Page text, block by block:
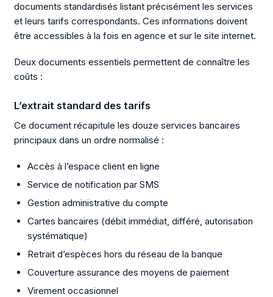
documents standardisés listant précisément les services
et leurs tarifs correspondants. Ces informations doivent
être accessibles à la fois en agence et sur le site internet.
Deux documents essentiels permettent de connaître les
coûts :
L’extrait standard des tarifs
Ce document récapitule les douze services bancaires
principaux dans un ordre normalisé :
Accès à l’espace client en ligne
Service de notification par SMS
Gestion administrative du compte
Cartes bancaires (débit immédiat, différé, autorisation
systématique)
Retrait d’espèces hors du réseau de la banque
Couverture assurance des moyens de paiement
Virement occasionnel